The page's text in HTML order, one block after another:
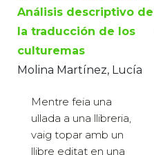
Análisis descriptivo de
la traducción de los
culturemas
Molina Martínez, Lucía
Mentre feia una
ullada a una llibreria,
vaig topar amb un
llibre editat en una